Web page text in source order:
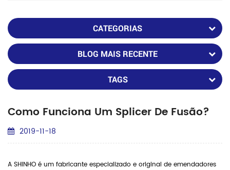
CATEGORIAS
BLOG MAIS RECENTE
TAGS
Como Funciona Um Splicer De Fusão?
2019-11-18
A SHINHO é um fabricante especializado e original de emendadores